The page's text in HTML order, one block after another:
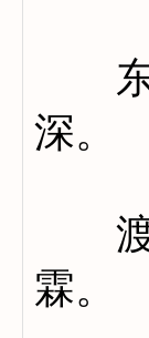
东
深。
渡
霖。